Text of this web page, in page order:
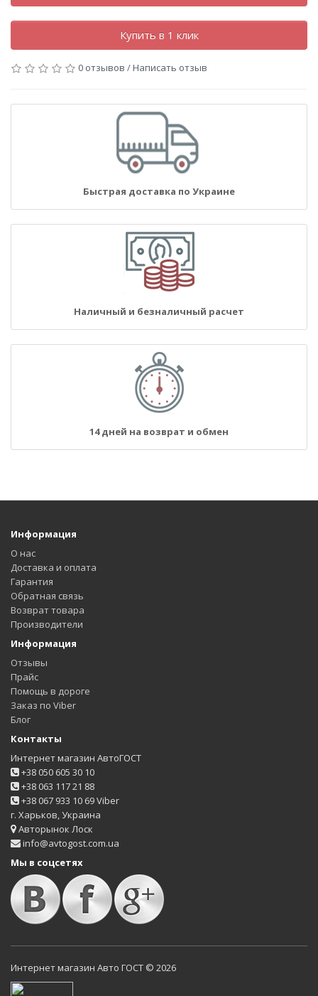
Купить в 1 клик
0 отзывов /Написать отзыв
Быстрая доставка по Украине
Наличный и безналичный расчет
14 дней на возврат и обмен
Информация
О нас
Доставка и оплата
Гарантия
Обратная связь
Возврат товара
Производители
Информация
Отзывы
Прайс
Помощь в дороге
Заказ по Viber
Блог
Контакты
Интернет магазин АвтоГОСТ
+38 050 605 30 10
+38 063 117 21 88
+38 067 933 10 69 Viber
г. Харьков, Украина
Авторынок Лоск
info@avtogost.com.ua
Мы в соцсетях
Интернет магазин Авто ГОСТ © 2026